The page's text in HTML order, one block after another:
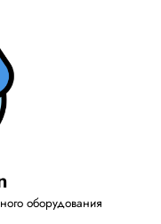
оборудования